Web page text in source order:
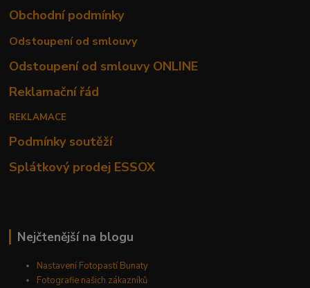
Obchodní podmínky
Odstoupení od smlouvy
Odstoupení od smlouvy ONLINE
Reklamační řád
REKLAMACE
Podmínky soutěží
Splátkový prodej ESSOX
Nejčtenější na blogu
Nastavení Fotopastí Bunaty
Fotografie našich zákazníků